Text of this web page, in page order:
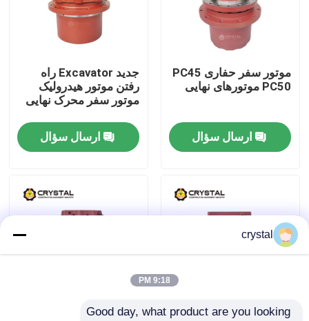
ویدیو
درباره ما
تور کارخانه
کنترل کیفیت
اخبار
موتور مسافرتی بیل مکانیکی
موتور سفر حفاری PC45
PC50 موتورهای نهایی
ارسال سؤال
جدید Excavator راه
رفتن موتور هیدرولیک
موتور سفر محرک نهایی
ارسال سؤال
حفاری موتورهای سفر حفاری هیدرولیک موتور
crystal
9:18 PM
Good day, what product are you looking